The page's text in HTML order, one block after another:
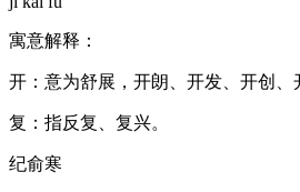
寓意解释：
开：意为舒展，开朗、开发、开创、
复：指反复、复兴。
纪俞寒